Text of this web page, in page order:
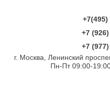
+7(495)
+7
+7
г. Москва, Ленинский
Пн-Пт 09:00-